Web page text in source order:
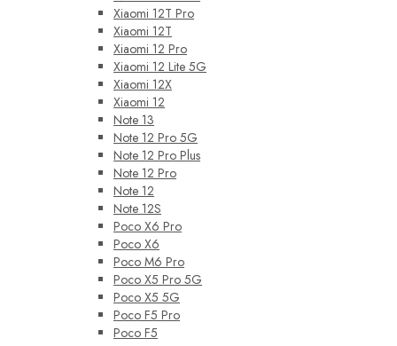
Xiaomi 12T Pro
Xiaomi 12T
Xiaomi 12 Pro
Xiaomi 12 Lite 5G
Xiaomi 12X
Xiaomi 12
Note 13
Note 12 Pro 5G
Note 12 Pro Plus
Note 12 Pro
Note 12
Note 12S
Poco X6 Pro
Poco X6
Poco M6 Pro
Poco X5 Pro 5G
Poco X5 5G
Poco F5 Pro
Poco F5